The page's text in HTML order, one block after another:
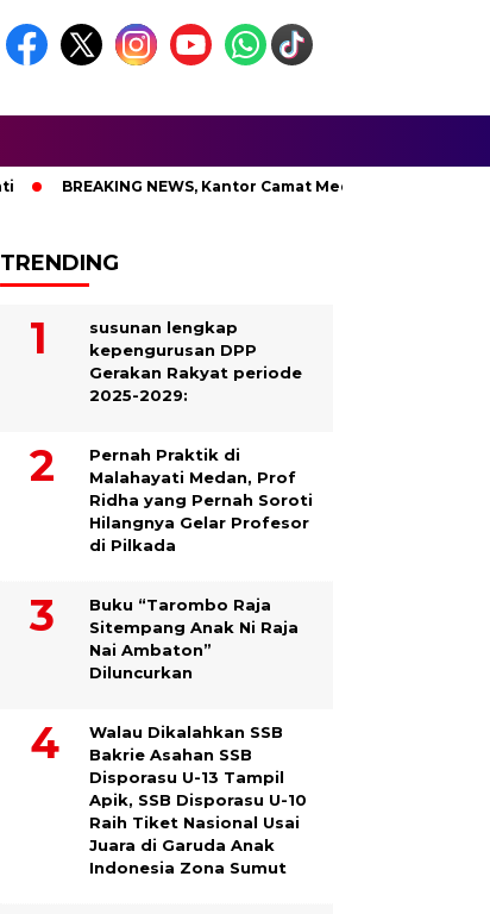
BREAKING NEWS, Kantor Camat Medan Area Dilahap
TRENDING
susunan lengkap
kepengurusan DPP
Gerakan Rakyat periode
2025-2029:
Pernah Praktik di
Malahayati Medan, Prof
Ridha yang Pernah Soroti
Hilangnya Gelar Profesor
di Pilkada
Buku “Tarombo Raja
Sitempang Anak Ni Raja
Nai Ambaton”
Diluncurkan
Walau Dikalahkan SSB
Bakrie Asahan SSB
Disporasu U-13 Tampil
Apik, SSB Disporasu U-10
Raih Tiket Nasional Usai
Juara di Garuda Anak
Indonesia Zona Sumut